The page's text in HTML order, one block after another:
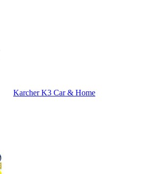
Karcher K3 Car & Home